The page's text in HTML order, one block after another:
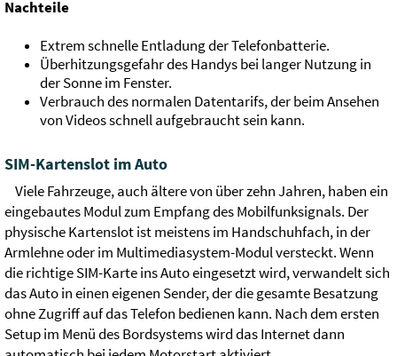
Nachteile
Extrem schnelle Entladung der Telefonbatterie.
Überhitzungsgefahr des Handys bei langer Nutzung in
der Sonne im Fenster.
Verbrauch des normalen Datentarifs, der beim Ansehen
von Videos schnell aufgebraucht sein kann.
SIM-Kartenslot im Auto
Viele Fahrzeuge, auch ältere von über zehn Jahren, haben ein
eingebautes Modul zum Empfang des Mobilfunksignals. Der
physische Kartenslot ist meistens im Handschuhfach, in der
Armlehne oder im Multimediasystem-Modul versteckt. Wenn
die richtige SIM-Karte ins Auto eingesetzt wird, verwandelt sich
das Auto in einen eigenen Sender, der die gesamte Besatzung
ohne Zugriff auf das Telefon bedienen kann. Nach dem ersten
Setup im Menü des Bordsystems wird das Internet dann